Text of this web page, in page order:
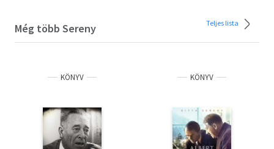
Még több Sereny Teljes lista
KÖNYV KÖNYV